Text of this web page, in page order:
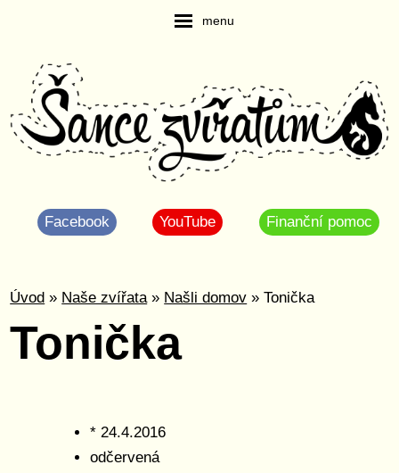
menu
Facebook YouTube Finanční pomoc
Úvod » Naše zvířata» Našli domov » Tonička
Tonička
* 24.4.2016
odčervená